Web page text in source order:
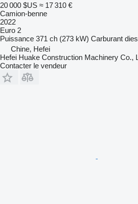
20 000 $US ≈ 17 310 €
Camion-benne
2022
Euro 2
Puissance 371 ch (273 kW) Carburant
Chine, Hefei
Hefei Huake Construction Machinery Co.,
Contacter le vendeur